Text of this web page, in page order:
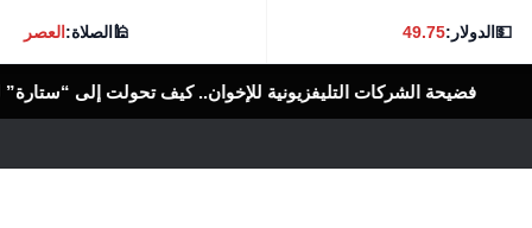
💵الدولار:49.75
🕌الصلاة:العصر
للإخوان.. كيف تحولت إلى “ستارة” لتدوير الأموال وتمويل